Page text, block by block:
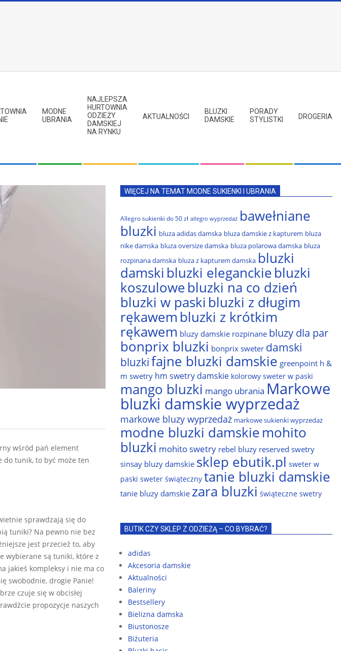
MODNE
UBRANIA
NAJLEPSZA
HURTOWNIA
ODZIEŻY
DAMSKIEJ
NA RYNKU
AKTUALNOŚCI
BLUZKI
DAMSKIE
PORADY
STYLISTKI
DROGERIA
wśród pań element
do tunik, to być może ten
sprawdzają się do
tuniki? Na pewno nie bez
jest przecież to, aby
wybierane są tuniki, które z
jakieś kompleksy i nie ma co
swobodnie, drogie Panie!
czuje się w obcisłej
propozycje naszych
WIĘCEJ NA TEMAT MODNE SUKIENKI I UBRANIA
Allegro sukienki do 50 zł allegro wyprzedaż bawełniane
bluzki bluza adidas damska bluza damskie z kapturem bluza
nike damska bluza oversize damska bluza polarowa damska bluza
rozpinana damska bluza z kapturem damska bluzki
damski bluzki eleganckie bluzki
koszulowe bluzki na co dzień
bluzki w paski bluzki z długim
rękawem bluzki z krótkim
rękawem bluzy damskie rozpinane bluzy dla par
bonprix bluzki bonprix sweter damski
bluzkifajne bluzki damskie greenpoint h &
m swetry hm swetry damskie kolorowy sweter w paski
mango bluzki mango ubrania Markowe
bluzki damskie wyprzedaż
markowe bluzy wyprzedaż markowe sukienki wyprzedaż
modne bluzki damskiemohito
bluzki mohito swetry rebel bluzy reserved swetry
sinsay bluzy damskie sklep ebutik.pl sweter w
paski sweter świąteczny tanie bluzki damskie
tanie bluzy damskie zara bluzki świąteczne swetry
BUTIK CZY SKLEP Z ODZIEŻĄ – CO BYBRAĆ?
adidas
Akcesoria damskie
Aktualności
Baleriny
Bestsellery
Bielizna damska
Biustonosze
Biżuteria